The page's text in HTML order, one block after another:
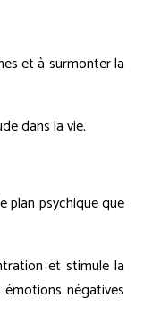
et à surmonter la
dans la vie.
plan psychique que
et stimule la
négatives